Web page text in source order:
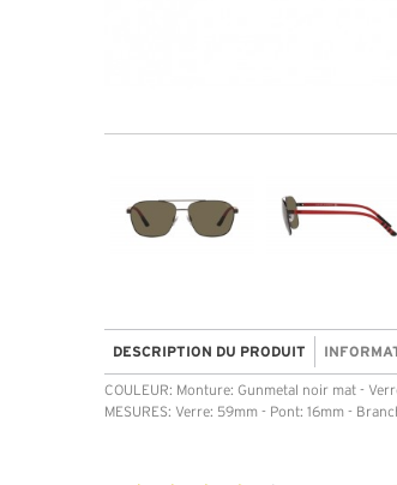
DESCRIPTION DU PRODUIT
COULEUR: Monture: Gunmetal noir mat -
MESURES: Verre: 59mm - Pont: 16mm -